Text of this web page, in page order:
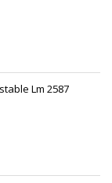
Lm 2587